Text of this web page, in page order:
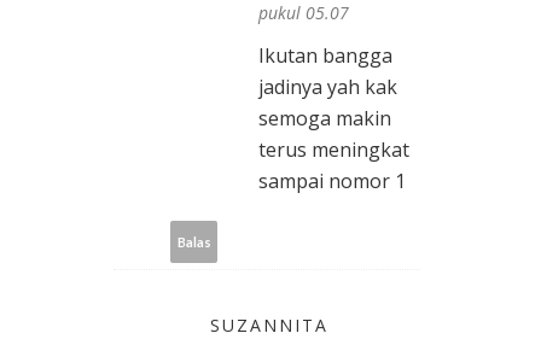
pukul 05.07
Ikutan bangga
jadinya yah kak
semoga makin
terus meningkat
sampai nomor 1
Balas
SUZANNITA